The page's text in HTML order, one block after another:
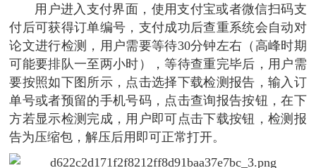
用户进入支付界面，使用支付宝或者微信扫码支
付后可获得订单编号，支付成功后查重系统会自动对
论文进行检测，用户需要等待30分钟左右（高峰时期
可能要排队一至两小时），等待查重完毕后，用户需
要按照如下图所示，点击选择下载检测报告，输入订
单号或者预留的手机号码，点击查询报告按钮，在下
方若显示检测完成，用户即可点击下载按钮，检测报
告为压缩包，解压后用即可正常打开。